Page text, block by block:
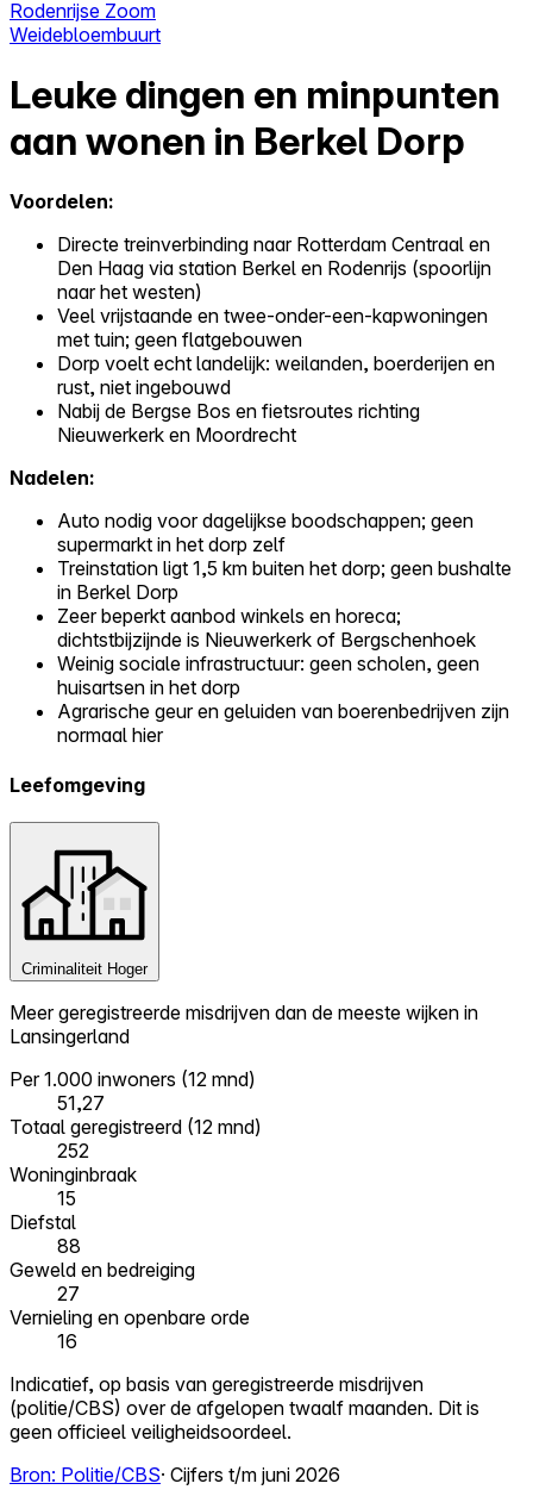
Rodenrijse Zoom
Weidebloembuurt
Leuke dingen en minpunten
aan wonen in Berkel Dorp
Voordelen:
Directe treinverbinding naar Rotterdam Centraal en
Den Haag via station Berkel en Rodenrijs (spoorlijn
naar het westen)
Veel vrijstaande en twee-onder-een-kapwoningen
met tuin; geen flatgebouwen
Dorp voelt echt landelijk: weilanden, boerderijen en
rust, niet ingebouwd
Nabij de Bergse Bos en fietsroutes richting
Nieuwerkerk en Moordrecht
Nadelen:
Auto nodig voor dagelijkse boodschappen; geen
supermarkt in het dorp zelf
Treinstation ligt 1,5 km buiten het dorp; geen bushalte
in Berkel Dorp
Zeer beperkt aanbod winkels en horeca;
dichtstbijzijnde is Nieuwerkerk of Bergschenhoek
Weinig sociale infrastructuur: geen scholen, geen
huisartsen in het dorp
Agrarische geur en geluiden van boerenbedrijven zijn
normaal hier
Leefomgeving
Criminaliteit Hoger
Meer geregistreerde misdrijven dan de meeste wijken in
Lansingerland
Per 1.000 inwoners (12 mnd)
51,27
Totaal geregistreerd (12 mnd)
252
Woninginbraak
15
Diefstal
88
Geweld en bedreiging
27
Vernieling en openbare orde
16
Indicatief, op basis van geregistreerde misdrijven
(politie/CBS) over de afgelopen twaalf maanden. Dit is
geen officieel veiligheidsoordeel.
Bron: Politie/CBS· Cijfers t/m juni 2026